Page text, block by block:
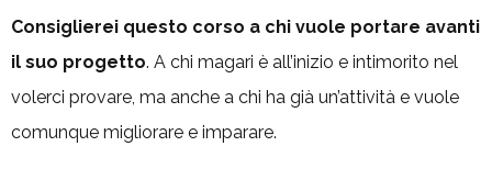
Consiglierei questo corso a chi vuole portare avanti
il suo progetto. A chi magari è all’inizio e intimorito nel
volerci provare, ma anche a chi ha già un’attività e vuole
comunque migliorare e imparare.